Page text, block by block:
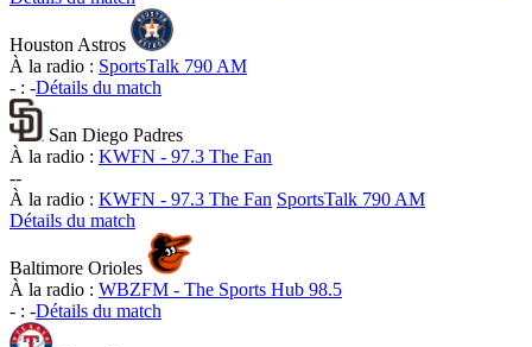
Houston Astros
À la radio : SportsTalk 790 AM
- : -Détails du match
San Diego Padres
À la radio : KWFN - 97.3 The Fan
--
À la radio : KWFN - 97.3 The Fan SportsTalk 790 AM
Détails du match
Baltimore Orioles
À la radio : WBZFM - The Sports Hub 98.5
- : -Détails du match